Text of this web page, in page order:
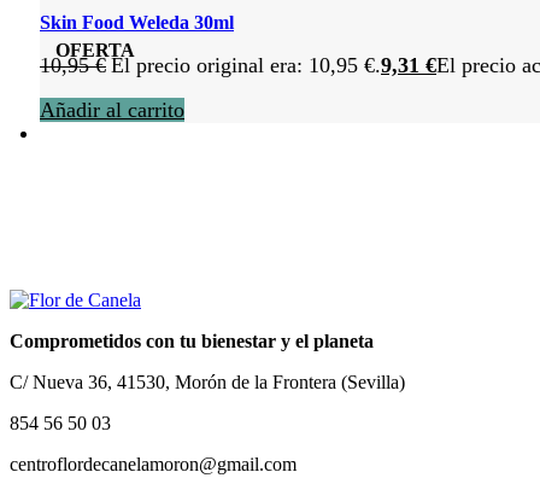
OFERTA
Skin Food Weleda 30ml
10,95€ El precio original era: 10,95 €.9,31 €El precio
Añadir al carrito
Comprometidos con tu bienestar y el planeta
C/ Nueva 36, 41530, Morón de la Frontera (Sevilla)
854 56 50 03
centroflordecanelamoron@gmail.com